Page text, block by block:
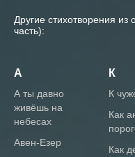
Другие стихотворения
часть):
А
А ты давно
живёшь на
небесах
Авен-Езер
К
К
Как ангел на
Как